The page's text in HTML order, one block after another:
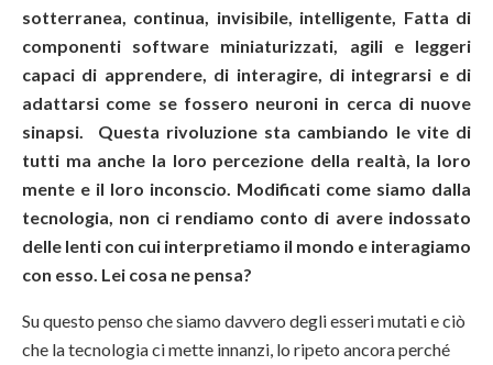
sotterranea, continua, invisibile, intelligente, Fatta di
componenti software miniaturizzati, agili e leggeri
capaci di apprendere, di interagire, di integrarsi e di
adattarsi come se fossero neuroni in cerca di nuove
sinapsi. Questa rivoluzione sta cambiando le vite di
tutti ma anche la loro percezione della realtà, la loro
mente e il loro inconscio. Modificati come siamo dalla
tecnologia, non ci rendiamo conto di avere indossato
delle lenti con cui interpretiamo il mondo e interagiamo
con esso. Lei cosa ne pensa?
Su questo penso che siamo davvero degli esseri mutati e ciò
che la tecnologia ci mette innanzi, lo ripeto ancora perché